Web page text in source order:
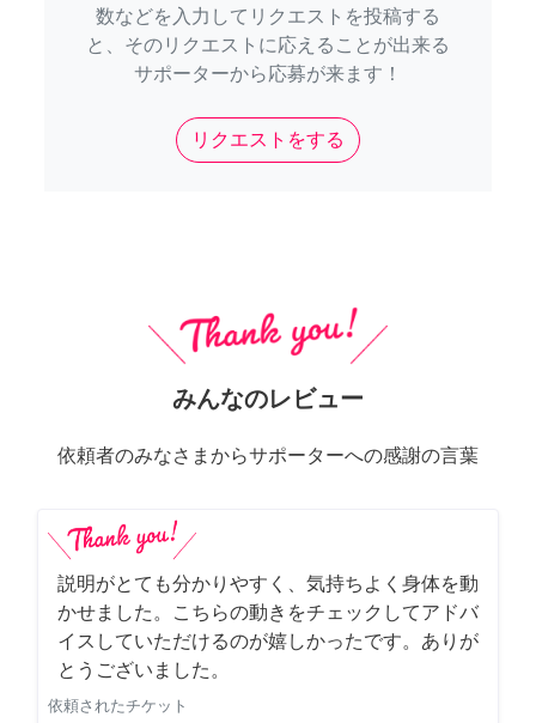
数などを入力してリクエストを投稿する
と、そのリクエストに応えることが出来る
サポーターから応募が来ます！
リクエストをする
みんなのレビュー
依頼者のみなさまからサポーターへの感謝の言葉
説明がとても分かりやすく、気持ちよく身体を動
かせました。こちらの動きをチェックしてアドバ
イスしていただけるのが嬉しかったです。ありが
とうございました。
依頼されたチケット